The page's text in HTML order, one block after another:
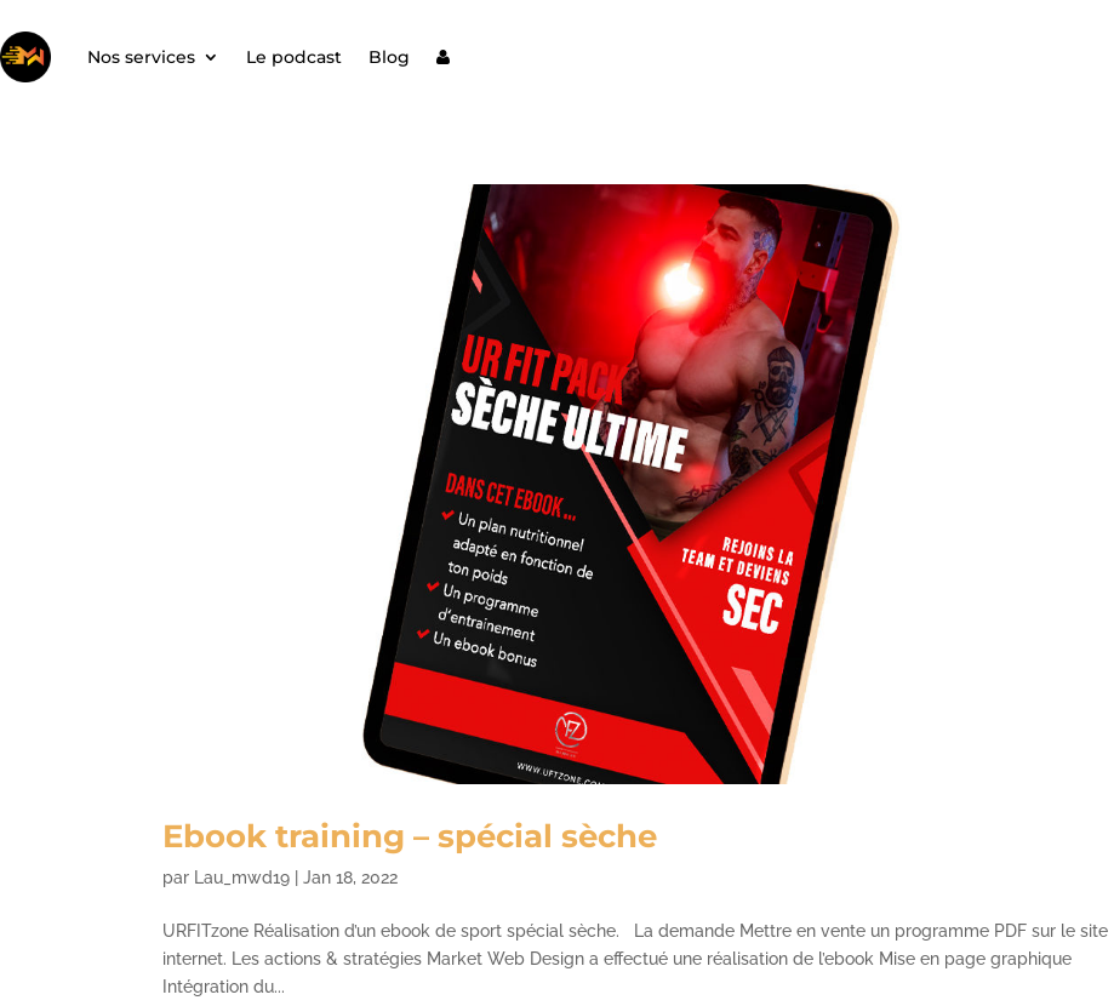
Nos services Le podcast Blog
Ebook training – spécial sèche
par Lau_mwd19 |Jan 18, 2022
URFITzone Réalisation d’un ebook de sport spécial sèche. La demande Mettre en vente un programme PDF sur le site
internet. Les actions & stratégies Market Web Design a effectué une réalisation de l’ebook Mise en page graphique
Intégration du...